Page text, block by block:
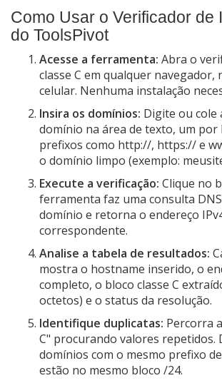
Como Usar o Verificador de
do ToolsPivot
Acesse a ferramenta: Abra o
classe C em qualquer navegador,
celular. Nenhuma instalação
Insira os domínios: Digite ou cole
domínio na área de texto, um por
prefixos como http://, https:// e
o domínio limpo (exemplo:
Execute a verificação: Clique no
ferramenta faz uma consulta
domínio e retorna o endereço
correspondente.
Analise a tabela de resultados:
mostra o hostname inserido, o
completo, o bloco classe C
octetos) e o status da resolução.
Identifique duplicatas: Percorra
C" procurando valores repetidos.
domínios com o mesmo prefixo
estão no mesmo bloco /24.